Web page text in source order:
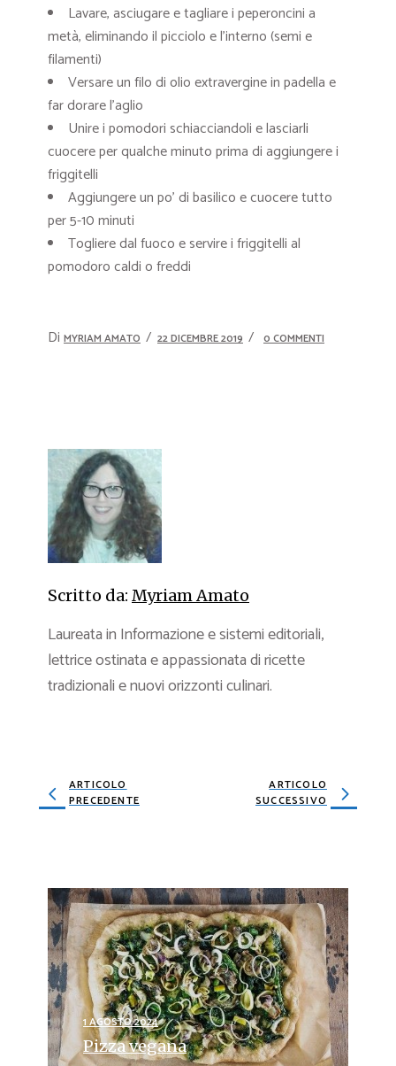
Lavare, asciugare e tagliare i peperoncini a
metà, eliminando il picciolo e l’interno (semi e
filamenti)
Versare un filo di olio extravergine in padella e
far dorare l’aglio
Unire i pomodori schiacciandoli e lasciarli
cuocere per qualche minuto prima di aggiungere i
friggitelli
Aggiungere un po’ di basilico e cuocere tutto
per 5-10 minuti
Togliere dal fuoco e servire i friggitelli al
pomodoro caldi o freddi
Di MYRIAM AMATO 22 DICEMBRE 2019 0 COMMENTI
Scritto da: Myriam Amato
Laureata in Informazione e sistemi editoriali,
lettrice ostinata e appassionata di ricette
tradizionali e nuovi orizzonti culinari.
ARTICOLO
PRECEDENTE
ARTICOLO
SUCCESSIVO
1 AGOSTO 2024
Pizza vegana